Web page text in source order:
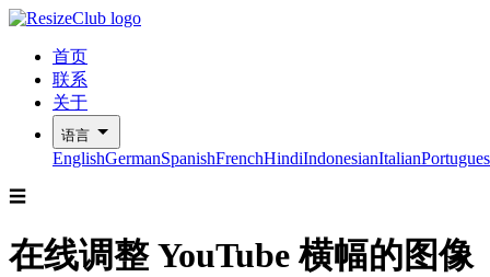
首页
联系
关于
语言
EnglishGermanSpanishFrenchHindiIndonesianItalian
☰
在线调整 YouTube 横幅的图像